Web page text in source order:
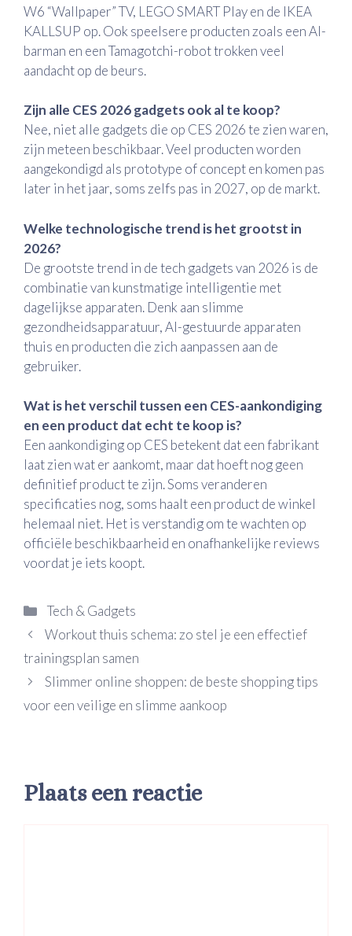
W6 “Wallpaper” TV, LEGO SMART Play en de IKEA
KALLSUP op. Ook speelsere producten zoals een AI-
barman en een Tamagotchi-robot trokken veel
aandacht op de beurs.
Zijn alle CES 2026 gadgets ook al te koop?
Nee, niet alle gadgets die op CES 2026 te zien waren,
zijn meteen beschikbaar. Veel producten worden
aangekondigd als prototype of concept en komen pas
later in het jaar, soms zelfs pas in 2027, op de markt.
Welke technologische trend is het grootst in
2026?
De grootste trend in de tech gadgets van 2026 is de
combinatie van kunstmatige intelligentie met
dagelijkse apparaten. Denk aan slimme
gezondheidsapparatuur, AI-gestuurde apparaten
thuis en producten die zich aanpassen aan de
gebruiker.
Wat is het verschil tussen een CES-aankondiging
en een product dat echt te koop is?
Een aankondiging op CES betekent dat een fabrikant
laat zien wat er aankomt, maar dat hoeft nog geen
definitief product te zijn. Soms veranderen
specificaties nog, soms haalt een product de winkel
helemaal niet. Het is verstandig om te wachten op
officiële beschikbaarheid en onafhankelijke reviews
voordat je iets koopt.
Categorieën
Tech & Gadgets
Workout thuis schema: zo stel je een effectief
trainingsplan samen
Slimmer online shoppen: de beste shopping tips
voor een veilige en slimme aankoop
Plaats een reactie